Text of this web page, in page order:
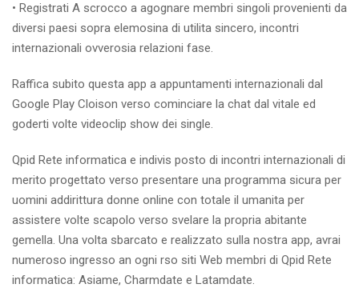
• Registrati A scrocco a agognare membri singoli provenienti da
diversi paesi sopra elemosina di utilita sincero, incontri
internazionali ovverosia relazioni fase.
Raffica subito questa app a appuntamenti internazionali dal
Google Play Cloison verso cominciare la chat dal vitale ed
goderti volte videoclip show dei single.
Qpid Rete informatica e indivis posto di incontri internazionali di
merito progettato verso presentare una programma sicura per
uomini addirittura donne online con totale il umanita per
assistere volte scapolo verso svelare la propria abitante
gemella. Una volta sbarcato e realizzato sulla nostra app, avrai
numeroso ingresso an ogni rso siti Web membri di Qpid Rete
informatica: Asiame, Charmdate e Latamdate.